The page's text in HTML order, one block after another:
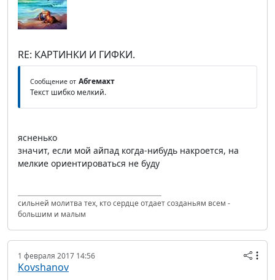
RE: КАРТИНКИ И ГИФКИ.
Сообщение от Абгемахт
Текст шибко мелкий.
ясненько
значит, если мой айпад когда-нибудь накроется, на
мелкие ориентироваться не буду
сильней молитва тех, кто сердце отдает созданьям всем -
большим и малым
1 февраля 2017 14:56
Kovshanov